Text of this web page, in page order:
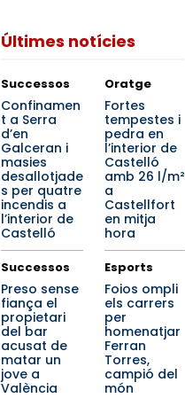
Últimes notícies
Successos
Confinamen
t a Serra
d’en
Galceran i
masies
desallotjade
s per quatre
incendis a
l’interior de
Castelló
Oratge
Fortes
tempestes i
pedra en
l’interior de
Castelló
amb 26 l/m²
a
Castellfort
en mitja
hora
Successos
Preso sense
fiança el
propietari
del bar
acusat de
matar un
jove a
València
Esports
Foios ompli
els carrers
per
homenatjar
Ferran
Torres,
campió del
món